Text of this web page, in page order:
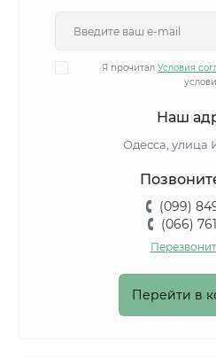
Я прочитал Условия
Наш
Одесса, улица
(099)
(066)
Перейти в